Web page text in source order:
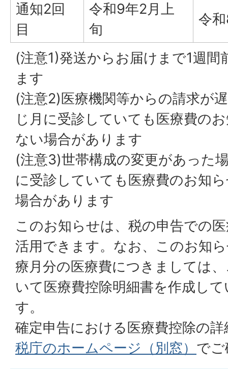
通知2回
目
令和9年2月上
旬
令
(注意1)発送からお届けまで1週
ます
(注意2)医療機関等からの請求が
じ月に受診していても医療費の
ない場合があります
(注意3)世帯構成の変更があった
に受診していても医療費のお知
場合があります
このお知らせは、税の申告での
活用できます。なお、このお知
療月分の医療費につきましては
いて医療費控除明細書を作成し
す。
確定申告における医療費控除の
税庁のホームページ（別窓） で